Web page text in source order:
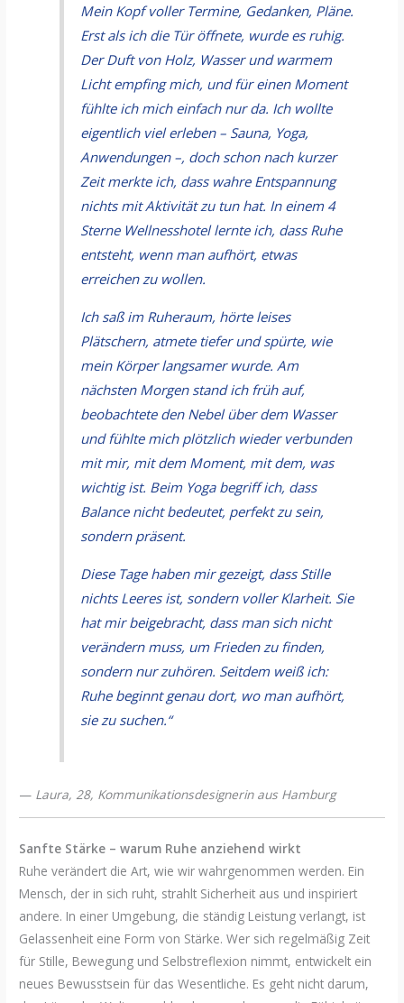
Mein Kopf voller Termine, Gedanken, Pläne.
Erst als ich die Tür öffnete, wurde es ruhig.
Der Duft von Holz, Wasser und warmem
Licht empfing mich, und für einen Moment
fühlte ich mich einfach nur da. Ich wollte
eigentlich viel erleben – Sauna, Yoga,
Anwendungen –, doch schon nach kurzer
Zeit merkte ich, dass wahre Entspannung
nichts mit Aktivität zu tun hat. In einem 4
Sterne Wellnesshotel lernte ich, dass Ruhe
entsteht, wenn man aufhört, etwas
erreichen zu wollen.
Ich saß im Ruheraum, hörte leises
Plätschern, atmete tiefer und spürte, wie
mein Körper langsamer wurde. Am
nächsten Morgen stand ich früh auf,
beobachtete den Nebel über dem Wasser
und fühlte mich plötzlich wieder verbunden
mit mir, mit dem Moment, mit dem, was
wichtig ist. Beim Yoga begriff ich, dass
Balance nicht bedeutet, perfekt zu sein,
sondern präsent.
Diese Tage haben mir gezeigt, dass Stille
nichts Leeres ist, sondern voller Klarheit. Sie
hat mir beigebracht, dass man sich nicht
verändern muss, um Frieden zu finden,
sondern nur zuhören. Seitdem weiß ich:
Ruhe beginnt genau dort, wo man aufhört,
sie zu suchen.“
— Laura, 28, Kommunikationsdesignerin aus Hamburg
Sanfte Stärke – warum Ruhe anziehend wirkt
Ruhe verändert die Art, wie wir wahrgenommen werden. Ein
Mensch, der in sich ruht, strahlt Sicherheit aus und inspiriert
andere. In einer Umgebung, die ständig Leistung verlangt, ist
Gelassenheit eine Form von Stärke. Wer sich regelmäßig Zeit
für Stille, Bewegung und Selbstreflexion nimmt, entwickelt ein
neues Bewusstsein für das Wesentliche. Es geht nicht darum,